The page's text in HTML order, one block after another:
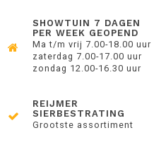
SHOWTUIN 7 DAGEN
PER WEEK GEOPEND
Ma t/m vrij 7.00-18.00 uur
zaterdag 7.00-17.00 uur
zondag 12.00-16.30 uur
REIJMER
SIERBESTRATING
Grootste assortiment